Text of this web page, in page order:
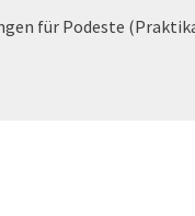
für Podeste